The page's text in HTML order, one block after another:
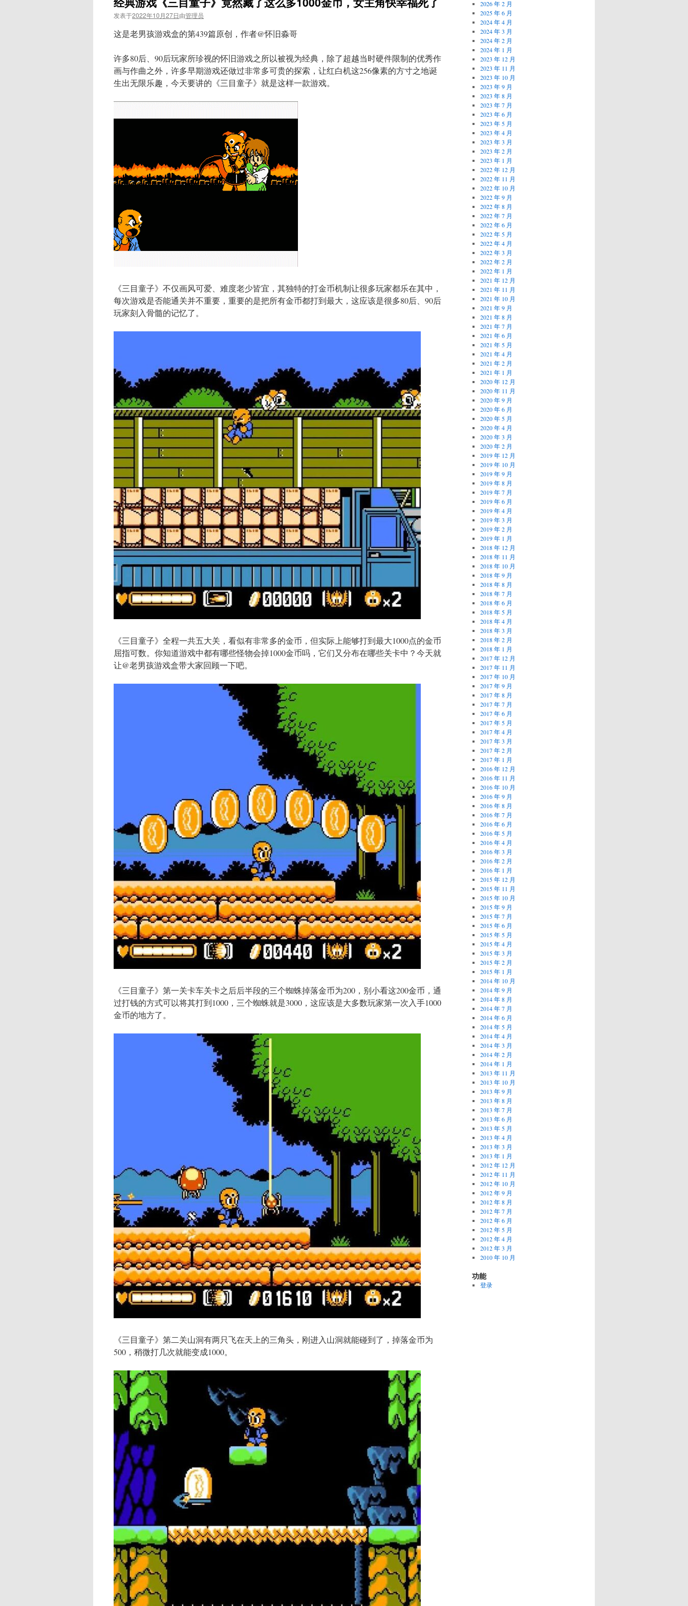
发表于2022年10月27日由管理员
这是老男孩游戏盒的第439篇原创，作者@怀旧淼哥
许多80后、90后玩家所珍视的怀旧游戏之所以被视为经典，除了超越当时硬件限制的优秀作
画与作曲之外，许多早期游戏还做过非常多可贵的探索，让红白机这256像素的方寸之地诞
生出无限乐趣，今天要讲的《三目童子》就是这样一款游戏。
《三目童子》不仅画风可爱、难度老少皆宜，其独特的打金币机制让很多玩家都乐在其中，
每次游戏是否能通关并不重要，重要的是把所有金币都打到最大，这应该是很多80后、90后
玩家刻入骨髓的记忆了。
《三目童子》全程一共五大关，看似有非常多的金币，但实际上能够打到最大1000点的金币
屈指可数。你知道游戏中都有哪些怪物会掉1000金币吗，它们又分布在哪些关卡中？今天就
让@老男孩游戏盒带大家回顾一下吧。‍
《三目童子》第一关卡车关卡之后后半段的三个蜘蛛掉落金币为200，别小看这200金币，通
过打钱的方式可以将其打到1000，三个蜘蛛就是3000，这应该是大多数玩家第一次入手1000
金币的地方了。
《三目童子》第二关山洞有两只飞在天上的三角头，刚进入山洞就能碰到了，掉落金币为
500，稍微打几次就能变成1000。
2026 年 2 月
2025 年 6 月
2024 年 4 月
2024 年 3 月
2024 年 2 月
2024 年 1 月
2023 年 12 月
2023 年 11 月
2023 年 10 月
2023 年 9 月
2023 年 8 月
2023 年 7 月
2023 年 6 月
2023 年 5 月
2023 年 4 月
2023 年 3 月
2023 年 2 月
2023 年 1 月
2022 年 12 月
2022 年 11 月
2022 年 10 月
2022 年 9 月
2022 年 8 月
2022 年 7 月
2022 年 6 月
2022 年 5 月
2022 年 4 月
2022 年 3 月
2022 年 2 月
2022 年 1 月
2021 年 12 月
2021 年 11 月
2021 年 10 月
2021 年 9 月
2021 年 8 月
2021 年 7 月
2021 年 6 月
2021 年 5 月
2021 年 4 月
2021 年 2 月
2021 年 1 月
2020 年 12 月
2020 年 11 月
2020 年 9 月
2020 年 6 月
2020 年 5 月
2020 年 4 月
2020 年 3 月
2020 年 2 月
2019 年 12 月
2019 年 10 月
2019 年 9 月
2019 年 8 月
2019 年 7 月
2019 年 6 月
2019 年 4 月
2019 年 3 月
2019 年 2 月
2019 年 1 月
2018 年 12 月
2018 年 11 月
2018 年 10 月
2018 年 9 月
2018 年 8 月
2018 年 7 月
2018 年 6 月
2018 年 5 月
2018 年 4 月
2018 年 3 月
2018 年 2 月
2018 年 1 月
2017 年 12 月
2017 年 11 月
2017 年 10 月
2017 年 9 月
2017 年 8 月
2017 年 7 月
2017 年 6 月
2017 年 5 月
2017 年 4 月
2017 年 3 月
2017 年 2 月
2017 年 1 月
2016 年 12 月
2016 年 11 月
2016 年 10 月
2016 年 9 月
2016 年 8 月
2016 年 7 月
2016 年 6 月
2016 年 5 月
2016 年 4 月
2016 年 3 月
2016 年 2 月
2016 年 1 月
2015 年 12 月
2015 年 11 月
2015 年 10 月
2015 年 9 月
2015 年 7 月
2015 年 6 月
2015 年 5 月
2015 年 4 月
2015 年 3 月
2015 年 2 月
2015 年 1 月
2014 年 10 月
2014 年 9 月
2014 年 8 月
2014 年 7 月
2014 年 6 月
2014 年 5 月
2014 年 4 月
2014 年 3 月
2014 年 2 月
2014 年 1 月
2013 年 11 月
2013 年 10 月
2013 年 9 月
2013 年 8 月
2013 年 7 月
2013 年 6 月
2013 年 5 月
2013 年 4 月
2013 年 3 月
2013 年 1 月
2012 年 12 月
2012 年 11 月
2012 年 10 月
2012 年 9 月
2012 年 8 月
2012 年 7 月
2012 年 6 月
2012 年 5 月
2012 年 4 月
2012 年 3 月
2010 年 10 月
功能
登录